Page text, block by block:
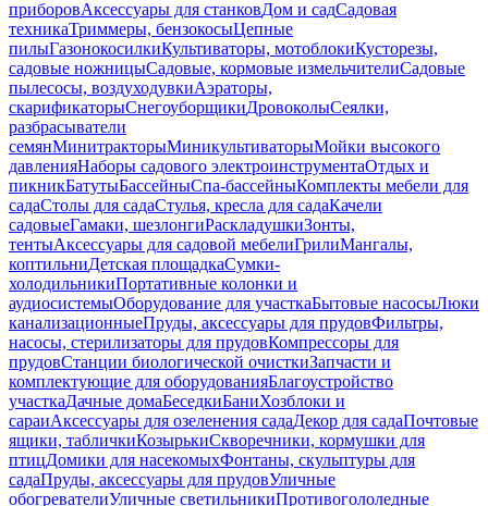
приборовАксессуары для станковДом и садСадовая
техникаТриммеры, бензокосыЦепные
пилыГазонокосилкиКультиваторы, мотоблокиКусторезы,
садовые ножницыСадовые, кормовые измельчителиСадовые
пылесосы, воздуходувкиАэраторы,
скарификаторыСнегоуборщикиДровоколыСеялки,
разбрасыватели
семянМинитракторыМиникультиваторыМойки высокого
давленияНаборы садового электроинструментаОтдых и
пикникБатутыБассейныСпа-бассейныКомплекты мебели для
садаСтолы для садаСтулья, кресла для садаКачели
садовыеГамаки, шезлонгиРаскладушкиЗонты,
тентыАксессуары для садовой мебелиГрилиМангалы,
коптильниДетская площадкаСумки-
холодильникиПортативные колонки и
аудиосистемыОборудование для участкаБытовые насосыЛюки
канализационныеПруды, аксессуары для прудовФильтры,
насосы, стерилизаторы для прудовКомпрессоры для
прудовСтанции биологической очисткиЗапчасти и
комплектующие для оборудованияБлагоустройство
участкаДачные домаБеседкиБаниХозблоки и
сараиАксессуары для озеленения садаДекор для садаПочтовые
ящики, табличкиКозырькиСкворечники, кормушки для
птицДомики для насекомыхФонтаны, скульптуры для
садаПруды, аксессуары для прудовУличные
обогревателиУличные светильникиПротивогололедные